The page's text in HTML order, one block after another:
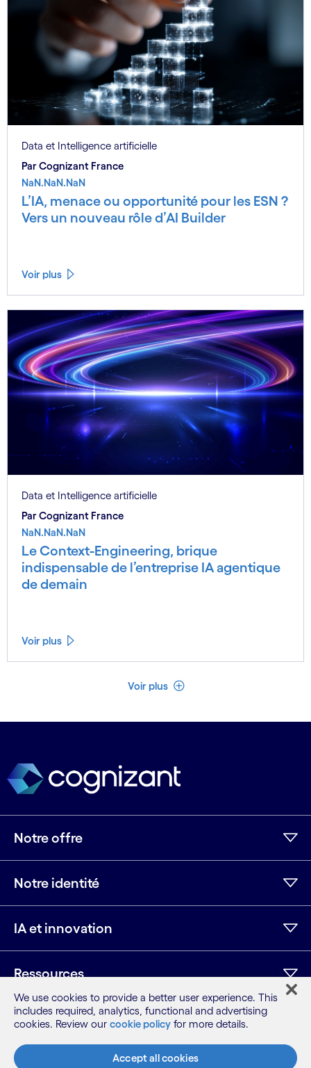
Data et Intelligence artificielle
Par Cognizant France
NaN.NaN.NaN
L’IA, menace ou opportunité pour les ESN ?
Vers un nouveau rôle d’AI Builder
Voir plus
Data et Intelligence artificielle
Par Cognizant France
NaN.NaN.NaN
Le Context-Engineering, brique
indispensable de l’entreprise IA agentique
de demain
Voir plus
Voir plus Voir moins
Notre offre
Notre identité
IA et innovation
Ressources
Instagram
Youtube
Plan du site
Conditions
We use cookies to provide a better user experience. This
includes required, analytics, functional and advertising
cookies. Review our cookie policy for more details.
Accept all cookies